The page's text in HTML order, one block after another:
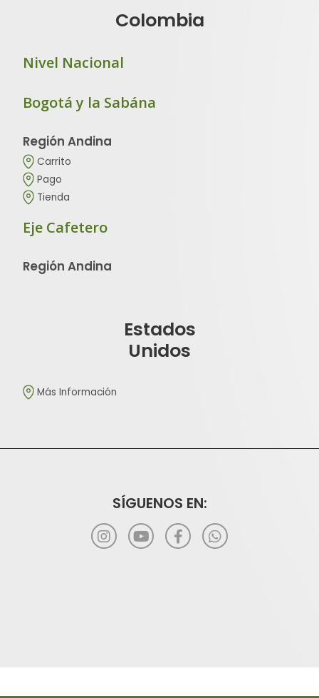
Colombia
Nivel Nacional
Bogotá y la Sabána
Región Andina
Carrito
Pago
Tienda
Eje Cafetero
Región Andina
Estados
Unidos
Más Información
SÍGUENOS EN: